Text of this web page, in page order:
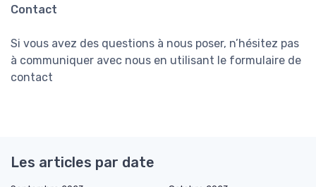
Contact
Si vous avez des questions à nous poser, n’hésitez pas
à communiquer avec nous en utilisant le formulaire de
contact
Les articles par date